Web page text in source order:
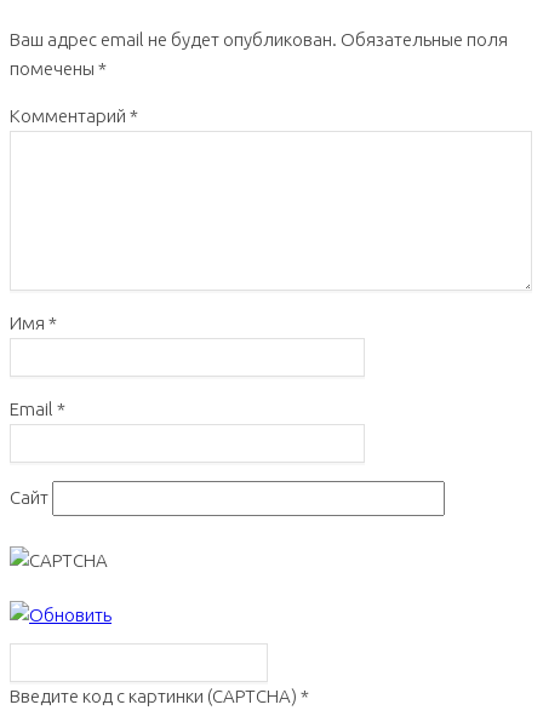
Ваш адрес email не будет опубликован. Обязательные поля
помечены *
Комментарий *
Имя *
Email *
Сайт
Введите код с картинки (CAPTCHA) *